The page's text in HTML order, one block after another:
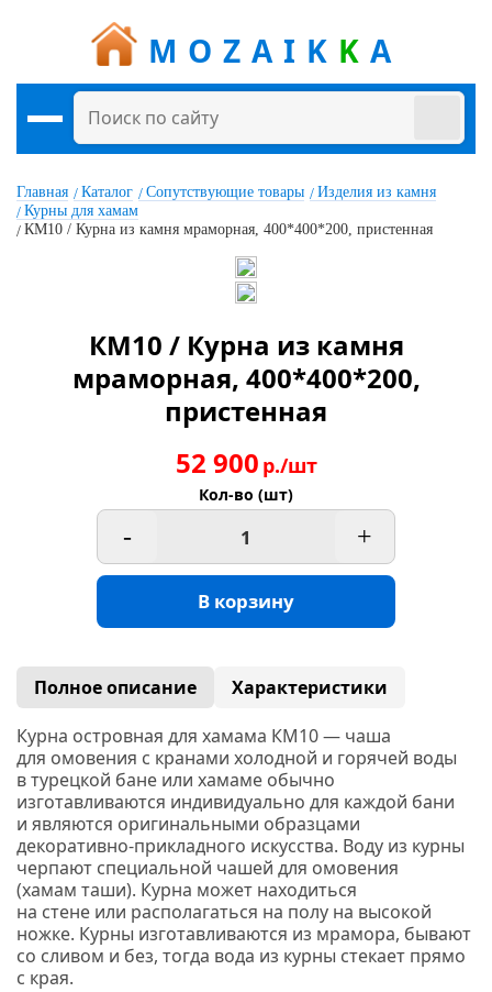
MOZAIK K A
Главная Каталог Сопутствующие товары
Изделия из камня
Курны для хамам
КМ10 / Курна из камня мраморная, 400*400*200, пристенная
КМ10 / Курна из камня
мраморная, 400*400*200,
пристенная
52 900 р./шт
Кол-во (шт)
- +
В корзину
Полное описание
Характеристики
Курна островная для хамама КМ10— чаша
для омовения с кранами холодной и горячей воды
в турецкой бане или хамаме обычно
изготавливаются индивидуально для каждой бани
и являются оригинальными образцами
декоративно-прикладного искусства. Воду из курны
черпают специальной чашей для омовения
(хамам таши). Курна может находиться
на стене или располагаться на полу на высокой
ножке. Курны изготавливаются из мрамора, бывают
со сливом и без, тогда вода из курны стекает прямо
с края.